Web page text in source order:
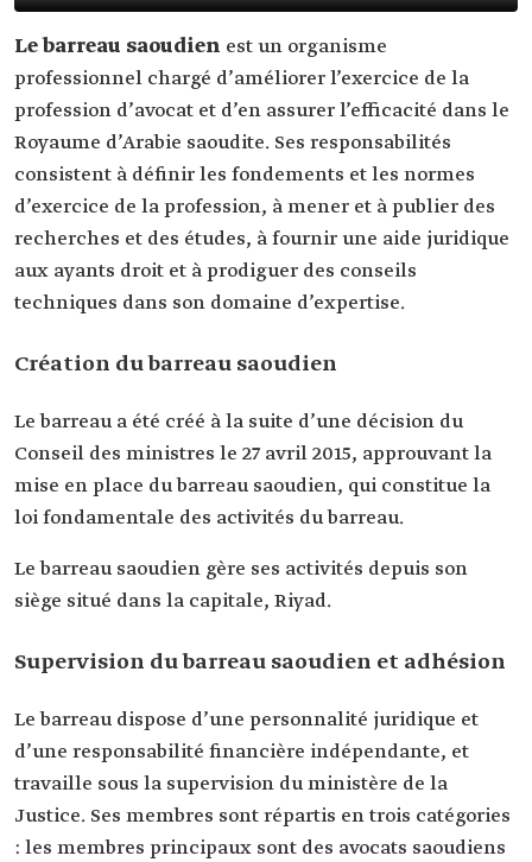
Le barreau saoudien est un organisme
professionnel chargé d’améliorer l’exercice de la
profession d’avocat et d’en assurer l’efficacité dans le
Royaume d’Arabie saoudite. Ses responsabilités
consistent à définir les fondements et les normes
d’exercice de la profession, à mener et à publier des
recherches et des études, à fournir une aide juridique
aux ayants droit et à prodiguer des conseils
techniques dans son domaine d’expertise.
Création du barreau saoudien
Le barreau a été créé à la suite d’une décision du
Conseil des ministres le 27 avril 2015, approuvant la
mise en place du barreau saoudien, qui constitue la
loi fondamentale des activités du barreau.
Le barreau saoudien gère ses activités depuis son
siège situé dans la capitale, Riyad.
Supervision du barreau saoudien et adhésion
Le barreau dispose d’une personnalité juridique et
d’une responsabilité financière indépendante, et
travaille sous la supervision du ministère de la
Justice. Ses membres sont répartis en trois catégories
: les membres principaux sont des avocats saoudiens